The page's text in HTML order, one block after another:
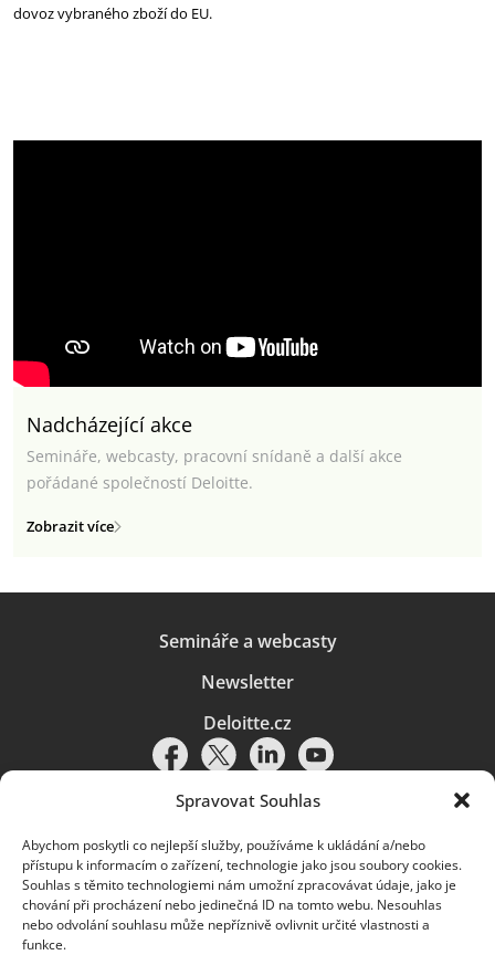
Spravovat Souhlas
Abychom poskytli co nejlepší služby, používáme k ukládání a/nebo
přístupu k informacím o zařízení, technologie jako jsou soubory cookies.
Souhlas s těmito technologiemi nám umožní zpracovávat údaje, jako je
chování při procházení nebo jedinečná ID na tomto webu. Nesouhlas
nebo odvolání souhlasu může nepříznivě ovlivnit určité vlastnosti a
funkce.
dovoz vybraného zboží do EU.
Nadcházející akce
Semináře, webcasty, pracovní snídaně a další akce
pořádané společností Deloitte.
Zobrazit více
Semináře a webcasty
Newsletter
Deloitte.cz
Pravidla používání|Ochrana osobních údajů|Soubory cookies |
Deloitte.cz
© 2026. Více informací najdete vPravidlech používání.
Deloitte označuje jednu či více společností globální sítě členských